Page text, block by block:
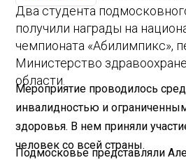
Два студента
получили награды на
чемпионата «Абилимпикс»,
Министерство
области.
Мероприятие проводилось
инвалидностью и
здоровья. В нем приняли
человек со всей страны.
Подмосковье представляли